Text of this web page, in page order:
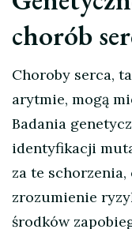
chorób
Choroby serca,
arytmie, mogą
Badania
identyfikacji
za te
zrozumienie
środków